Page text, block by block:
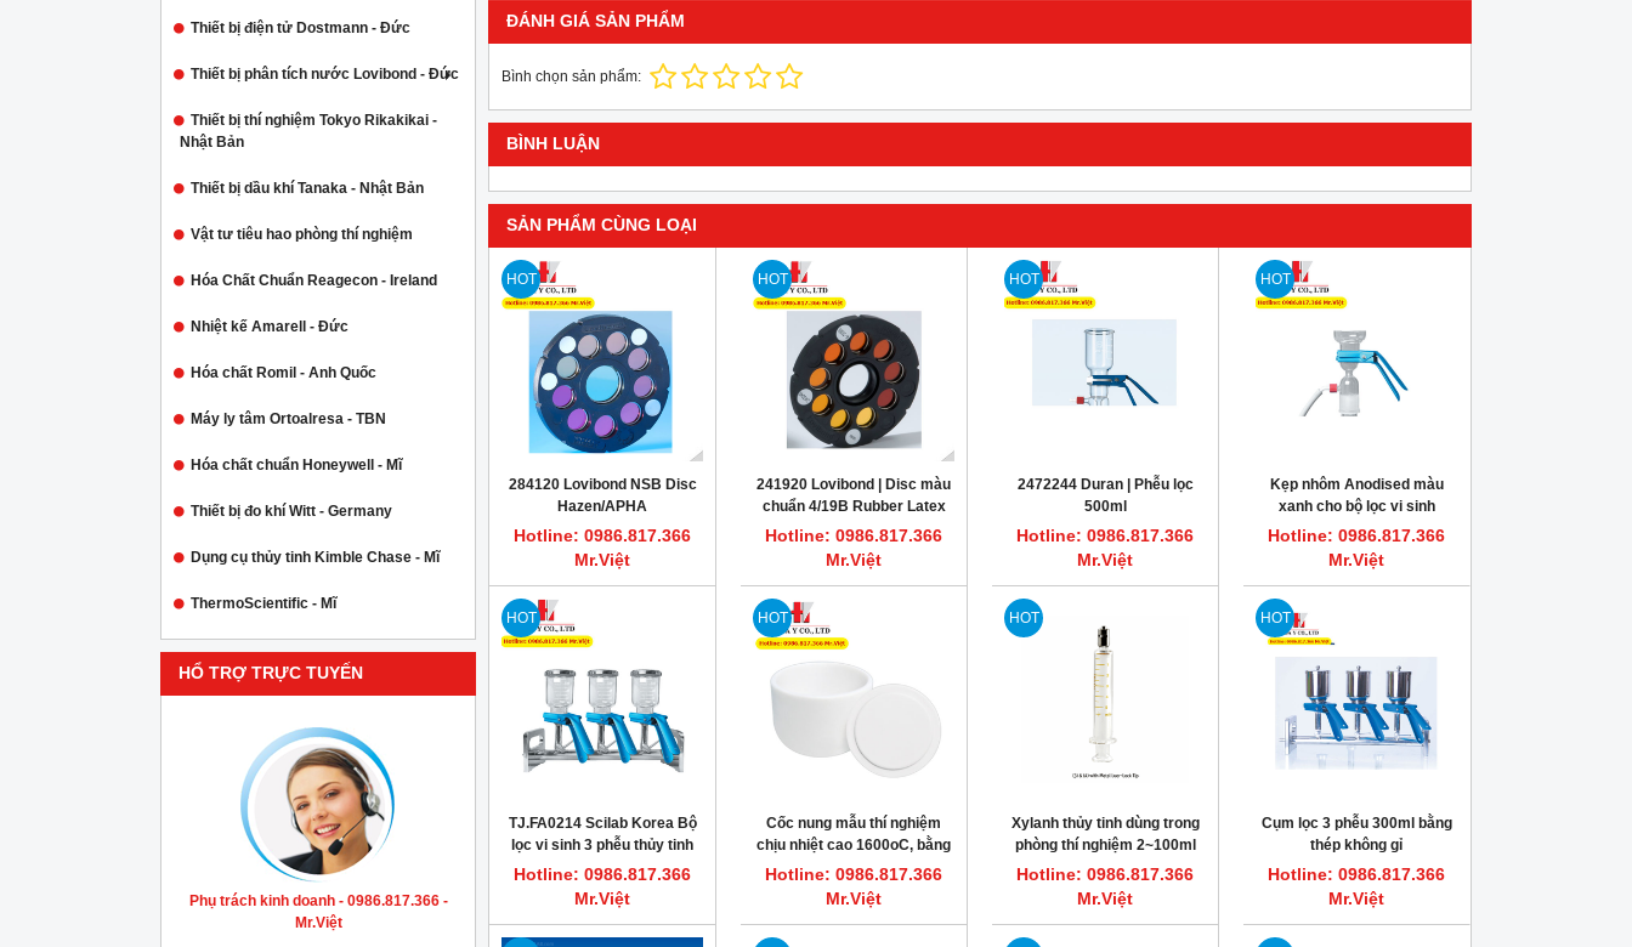
Thiết bị điện tử Dostmann - Đức
Thiết bị phân tích nước Lovibond - Đức
Thiết bị thí nghiệm Tokyo Rikakikai -
Nhật Bản
Thiết bị dầu khí Tanaka - Nhật Bản
Vật tư tiêu hao phòng thí nghiệm
Hóa Chất Chuẩn Reagecon - Ireland
Nhiệt kế Amarell - Đức
Hóa chất Romil - Anh Quốc
Máy ly tâm Ortoalresa - TBN
Hóa chất chuẩn Honeywell - Mĩ
Thiết bị đo khí Witt - Germany
Dụng cụ thủy tinh Kimble Chase - Mĩ
ThermoScientific - Mĩ
HỔ TRỢ TRỰC TUYẾN
Phụ trách kinh doanh - 0986.817.366 -
Mr.Việt
ĐÁNH GIÁ SẢN PHẨM
Bình chọn sản phẩm:
BÌNH LUẬN
SẢN PHẨM CÙNG LOẠI
HOT
284120 Lovibond NSB Disc
Hazen/APHA
Hotline: 0986.817.366
Mr.Việt
HOT
241920 Lovibond | Disc màu
chuẩn 4/19B Rubber Latex
Hotline: 0986.817.366
Mr.Việt
HOT
2472244 Duran | Phễu lọc
500ml
Hotline: 0986.817.366
Mr.Việt
HOT
Kẹp nhôm Anodised màu
xanh cho bộ lọc vi sinh
Hotline: 0986.817.366
Mr.Việt
HOT
TJ.FA0214 Scilab Korea Bộ
lọc vi sinh 3 phễu thủy tinh
300ml
Hotline: 0986.817.366
Mr.Việt
HOT
Cốc nung mẫu thí nghiệm
chịu nhiệt cao 1600oC, bằng
Alumina
Hotline: 0986.817.366
Mr.Việt
HOT
Xylanh thủy tinh dùng trong
phòng thí nghiệm 2~100ml
TRUTH
Hotline: 0986.817.366
Mr.Việt
HOT
Cụm lọc 3 phễu 300ml bằng
thép không gỉ
Hotline: 0986.817.366
Mr.Việt